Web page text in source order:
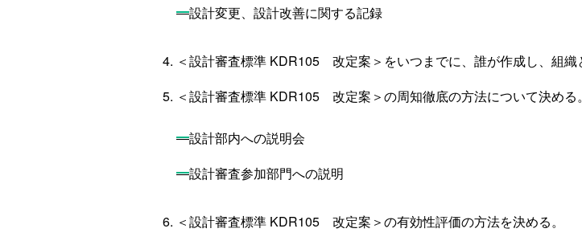
―設計変更、設計改善に関する記録
＜設計審査標準 KDR105 改定案＞をいつまでに、誰が作成し、組織
＜設計審査標準 KDR105 改定案＞の周知徹底の方法について決める。
―設計部内への説明会
―設計審査参加部門への説明
＜設計審査標準 KDR105 改定案＞の有効性評価の方法を決める。